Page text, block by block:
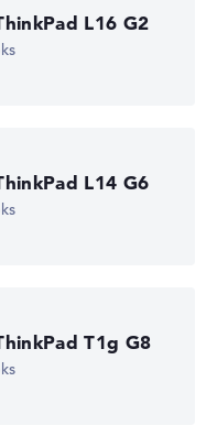
L16 G2
L14 G6
T1g G8